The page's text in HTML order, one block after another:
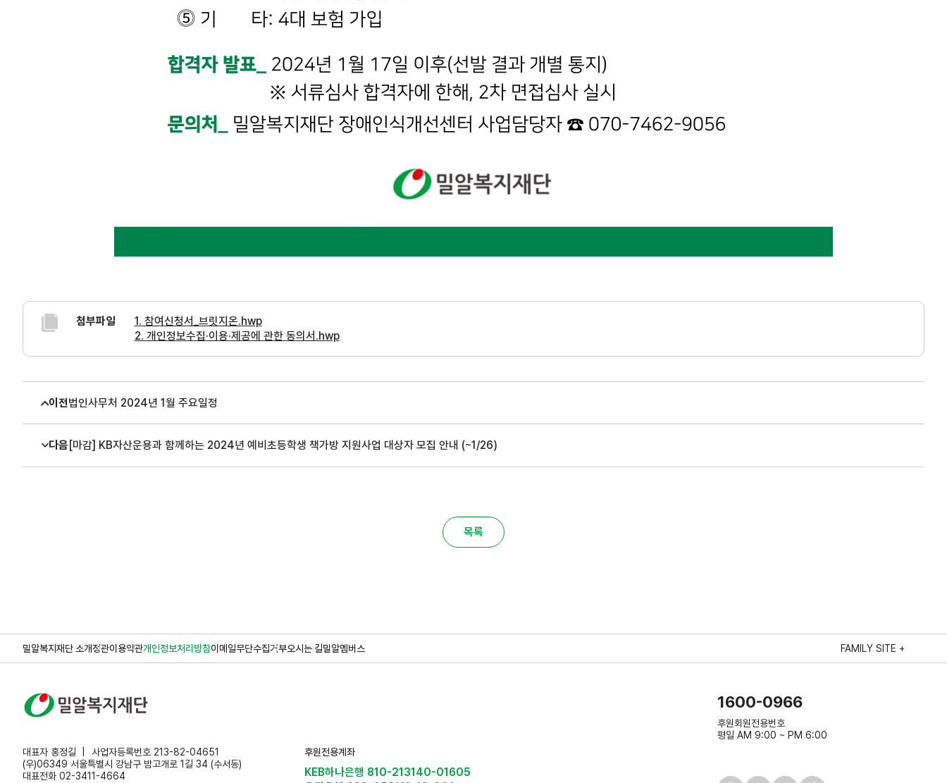
첨부파일
1. 참여신청서_브릿지온.hwp
2. 개인정보수집·이용·제공에 관한 동의서.hwp
이전법인사무처 2024년 1월 주요일정
다음 [마감] KB자산운용과 함께하는 2024년 예비초등학생 책가방 지원사업 대상자 모집 안내 (~1/26)
목록
밀알복지재단 소개정관이용약관개인정보처리방침이메일무단수집거부오시는 길밀알멤버스 FAMILY SITE +
대표자 홍정길
사업자등록번호 213-82-04651
(우)06349 서울특별시 강남구 밤고개로 1길 34 (수서동)
대표전화 02-3411-4664
후원전용계좌
KEB하나은행 810-213140-01605
1600-0966
후원회원전용번호
평일 AM 9:00 ~ PM 6:00